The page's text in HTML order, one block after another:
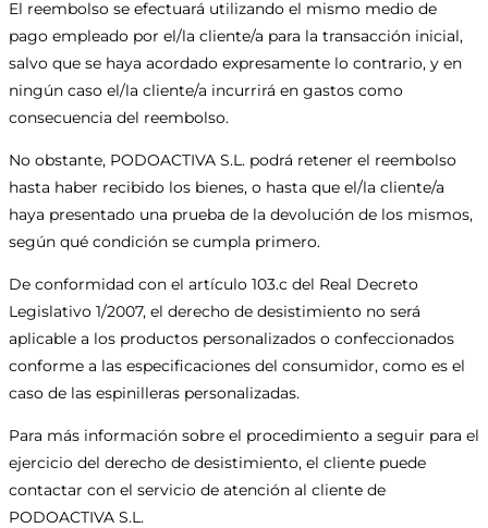
El reembolso se efectuará utilizando el mismo medio de
pago empleado por el/la cliente/a para la transacción inicial,
salvo que se haya acordado expresamente lo contrario, y en
ningún caso el/la cliente/a incurrirá en gastos como
consecuencia del reembolso.
No obstante, PODOACTIVA S.L. podrá retener el reembolso
hasta haber recibido los bienes, o hasta que el/la cliente/a
haya presentado una prueba de la devolución de los mismos,
según qué condición se cumpla primero.
De conformidad con el artículo 103.c del Real Decreto
Legislativo 1/2007, el derecho de desistimiento no será
aplicable a los productos personalizados o confeccionados
conforme a las especificaciones del consumidor, como es el
caso de las espinilleras personalizadas.
Para más información sobre el procedimiento a seguir para el
ejercicio del derecho de desistimiento, el cliente puede
contactar con el servicio de atención al cliente de
PODOACTIVA S.L.